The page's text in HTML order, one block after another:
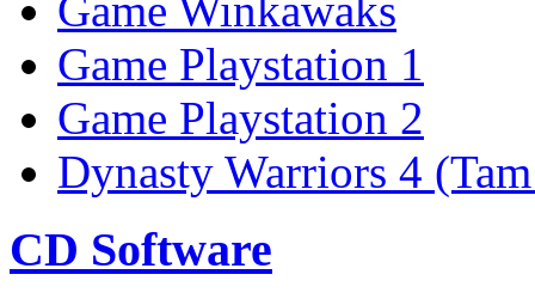
Game Winkawaks
Game Playstation 1
Game Playstation 2
Dynasty Warriors 4
CD Software